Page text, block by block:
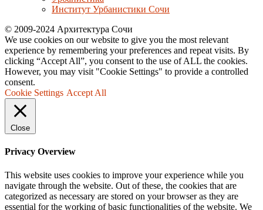
Институт Урбанистики Сочи
© 2009-2024 Архитектура Сочи
We use cookies on our website to give you the most relevant
experience by remembering your preferences and repeat visits. By
clicking “Accept All”, you consent to the use of ALL the cookies.
However, you may visit "Cookie Settings" to provide a controlled
consent.
Cookie Settings Accept All
Close
Privacy Overview
This website uses cookies to improve your experience while you
navigate through the website. Out of these, the cookies that are
categorized as necessary are stored on your browser as they are
essential for the working of basic functionalities of the website. We